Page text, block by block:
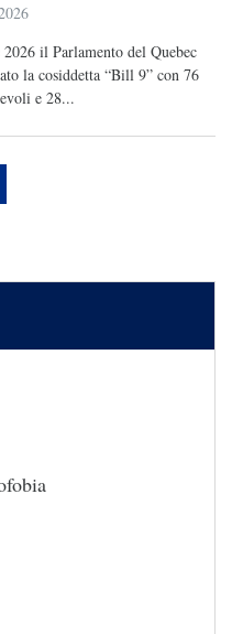
il Parlamento del Quebec
la cosiddetta “Bill 9” con 76
e 28...